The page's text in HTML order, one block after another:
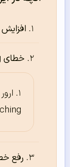
خطای leverage browser caching